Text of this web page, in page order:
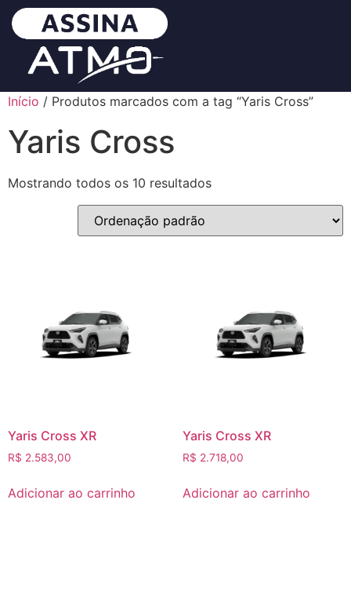
Início / Produtos marcados com a tag “Yaris Cross”
Yaris Cross
Mostrando todos os 10 resultados
Yaris Cross XR
R$ 2.583,00
Adicionar ao carrinho
Yaris Cross XR
R$ 2.718,00
Adicionar ao carrinho